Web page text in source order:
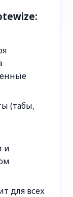
(табы,
и
для всех